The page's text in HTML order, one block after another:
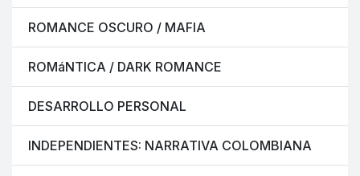
ROMANCE OSCURO / MAFIA
ROMáNTICA / DARK ROMANCE
DESARROLLO PERSONAL
INDEPENDIENTES: NARRATIVA COLOMBIANA